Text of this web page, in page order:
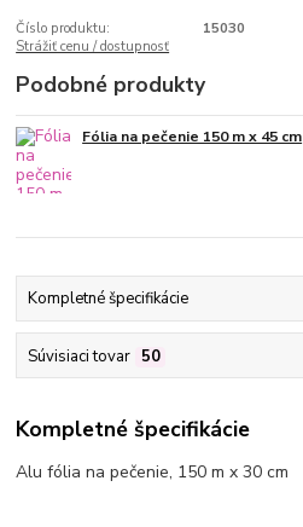
Číslo produktu:
15030
Strážiť cenu / dostupnosť
Podobné produkty
Fólia na pečenie 150 m x 45 cm
Kompletné špecifikácie
Súvisiaci tovar 50
Kompletné špecifikácie
Alu fólia na pečenie, 150 m x 30 cm